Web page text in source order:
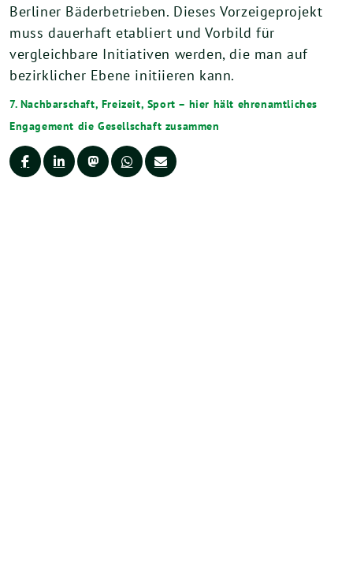
Berliner Bäderbetrieben. Dieses Vorzeigeprojekt
muss dauerhaft etabliert und Vorbild für
vergleichbare Initiativen werden, die man auf
bezirklicher Ebene initiieren kann.
7. Nachbarschaft, Freizeit, Sport – hier hält ehrenamtliches
Engagement die Gesellschaft zusammen